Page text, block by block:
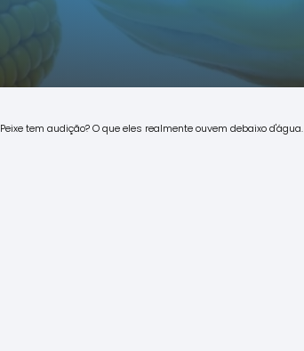
Peixe tem audição? O que eles realmente ouvem debaixo d'água.